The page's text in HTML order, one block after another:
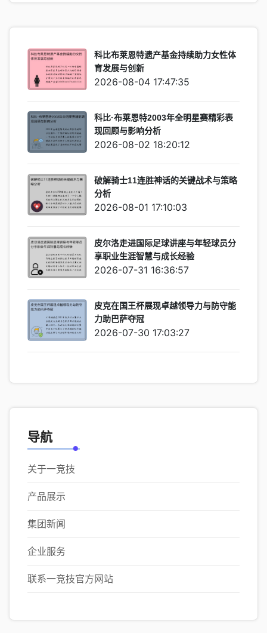
科比布莱恩特遗产基金持续助力女性体
育发展与创新
2026-08-04 17:47:35
科比·布莱恩特2003年全明星赛精彩表
现回顾与影响分析
2026-08-02 18:20:12
破解骑士11连胜神话的关键战术与策略
分析
2026-08-01 17:10:03
皮尔洛走进国际足球讲座与年轻球员分
享职业生涯智慧与成长经验
2026-07-31 16:36:57
皮克在国王杯展现卓越领导力与防守能
力助巴萨夺冠
2026-07-30 17:03:27
导航
关于一竞技
产品展示
集团新闻
企业服务
联系一竞技官方网站